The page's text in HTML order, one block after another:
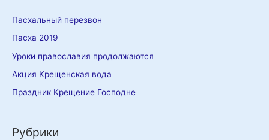
Пасхальный перезвон
Пасха 2019
Уроки православия продолжаются
Акция Крещенская вода
Праздник Крещение Господне
Рубрики